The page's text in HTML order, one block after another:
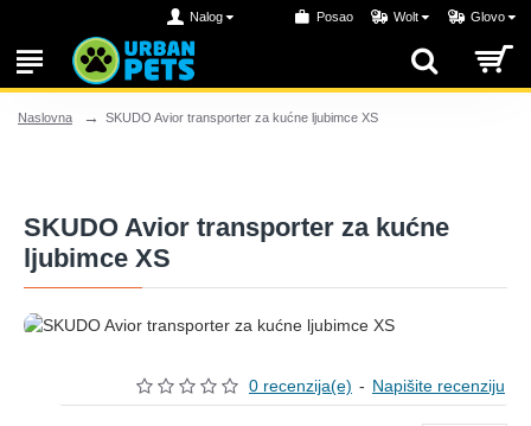
Nalog Posao Wolt Glovo
Naslovna SKUDO Avior transporter za kućne ljubimce XS
SKUDO Avior transporter za kućne
ljubimce XS
0 recenzija(e) - Napišite recenziju